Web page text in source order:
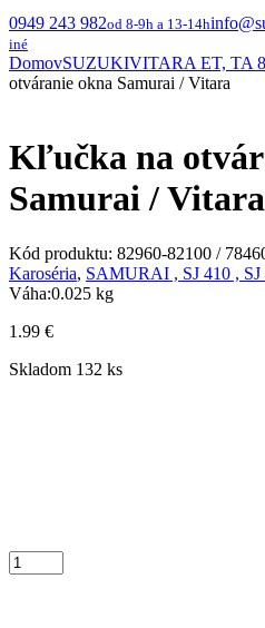
0949 243 982od 8-9h a 13-14h
iné
DomovSUZUKIVITARA ET, TA
otváranie okna Samurai / Vitara
Kľučka na
Samurai / Vitara
Kód produktu: 82960-82100 /
Karoséria, SAMURAI , SJ 410 , SJ
Váha:0.025 kg
1.99 €
Skladom 132 ks